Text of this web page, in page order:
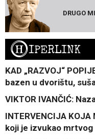
DRUGO
HIPERLINK
KAD „RAZVOJ“
bazen u dvorištu,
VIKTOR IVANČIĆ:
INTERVENCIJA
koji je izvukao